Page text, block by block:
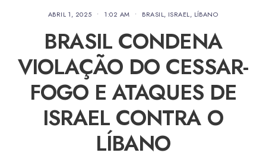
ABRIL 1, 2025 • 1:02 AM • BRASIL, ISRAEL, LÍBANO
BRASIL CONDENA
VIOLAÇÃO DO CESSAR-
FOGO E ATAQUES DE
ISRAEL CONTRA O
LÍBANO